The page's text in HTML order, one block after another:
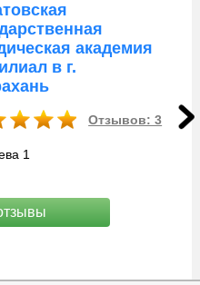
академия
в г.
Отзывов: 3
1